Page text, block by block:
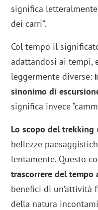
significa
dei carri”.
Col tempo il
adattandosi ai tempi,
leggermente diverse:
sinonimo di
significa invece
Lo scopo del trekking
bellezze
lentamente. Questo
trascorrere del tempo
benefici di un’attività
della natura